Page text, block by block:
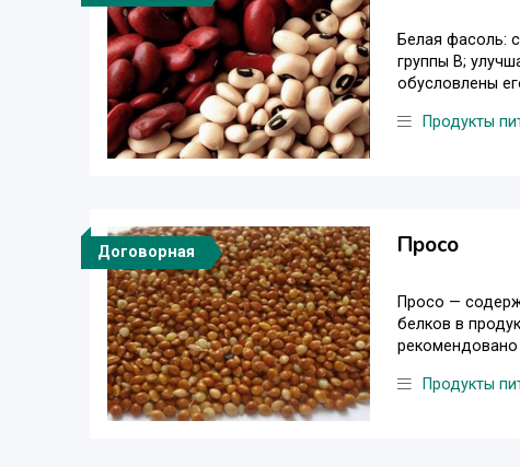
Белая фасоль:
группы В;
обусловлены
Продукты
Договорная Просо
Просо —
белков в
Продукты